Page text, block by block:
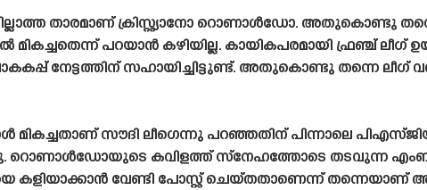
താരമാണ് ക്രിസ്റ്റ്യാനോ റൊണാൾഡോ. അതുകൊണ്ടു
പറയാൻ കഴിയില്ല. കായികപരമായി ഫ്രഞ്ച് ലീഗ്
നേട്ടത്തിന് സഹായിച്ചിട്ടുണ്ട്. അതുകൊണ്ടു തന്നെ ലീഗ്
സൗദി ലീഗെന്നു പറഞ്ഞതിന് പിന്നാലെ
റൊണാൾഡോയുടെ കവിളത്ത് സ്നേഹത്തോടെ തടവുന്ന
വേണ്ടി പോസ്റ്റ് ചെയ്‌തതാണെന്ന് തന്നെയാണ്